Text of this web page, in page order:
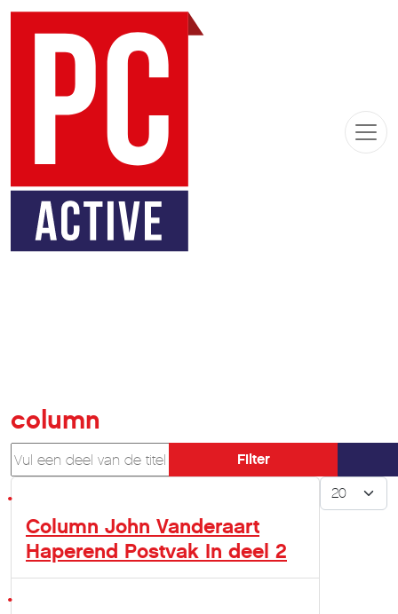
column
Vul een deel van de titel in
Filter
Toon #
Column John Vanderaart
Haperend Postvak In deel 2